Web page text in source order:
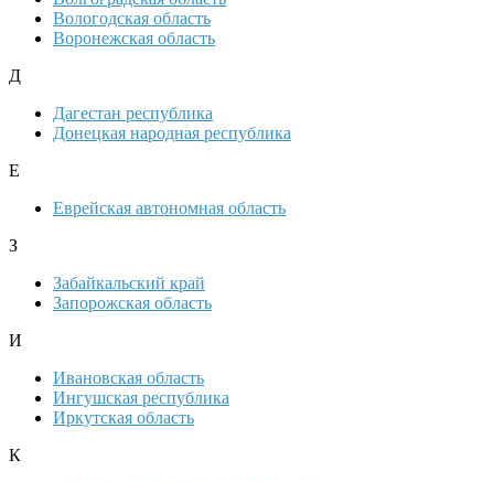
Вологодская область
Воронежская область
Д
Дагестан республика
Донецкая народная республика
Е
Еврейская автономная область
З
Забайкальский край
Запорожская область
И
Ивановская область
Ингушская республика
Иркутская область
К